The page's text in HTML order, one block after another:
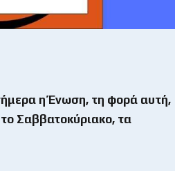
η Ένωση, τη φορά αυτή,
Σαββατοκύριακο, τα